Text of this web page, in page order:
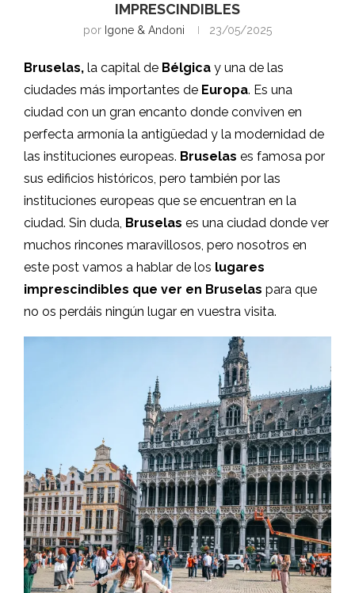
IMPRESCINDIBLES
por Igone & Andoni 23/05/2025
Bruselas, la capital de Bélgica y una de las
ciudades más importantes de Europa. Es una
ciudad con un gran encanto donde conviven en
perfecta armonía la antigüedad y la modernidad de
las instituciones europeas. Bruselas es famosa por
sus edificios históricos, pero también por las
instituciones europeas que se encuentran en la
ciudad. Sin duda, Bruselas es una ciudad donde ver
muchos rincones maravillosos, pero nosotros en
este post vamos a hablar de los lugares
imprescindibles que ver en Bruselas para que
no os perdáis ningún lugar en vuestra visita.